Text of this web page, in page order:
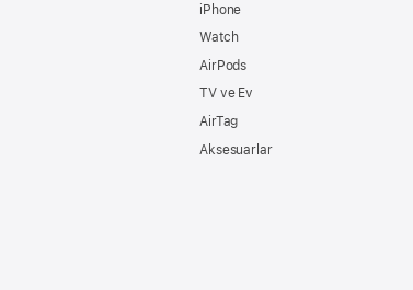
iPhone
Watch
AirPods
TV ve Ev
AirTag
Aksesuarlar